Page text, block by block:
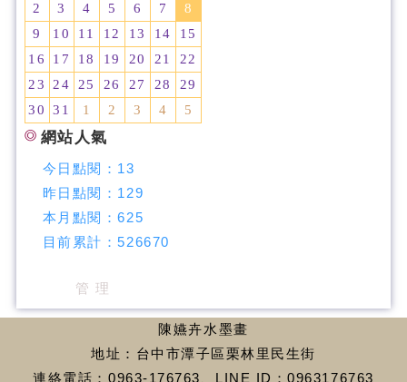
2
3 4 5 6 7
8
9
10 11 12 13 14
15
16
17 18 19 20 21
22
23
24 25 26 27 28
29
30
31 1 2 3 4 5
網站人氣
今日點閱： 13
昨日點閱： 129
本月點閱：625
目前累計：526670
管 理
陳嬿卉水墨畫
地址：台中市潭子區栗林里民生街
連絡電話：0963-176763、LINE ID：0963176763